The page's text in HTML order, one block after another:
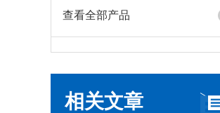
查看全部产品
相关文章